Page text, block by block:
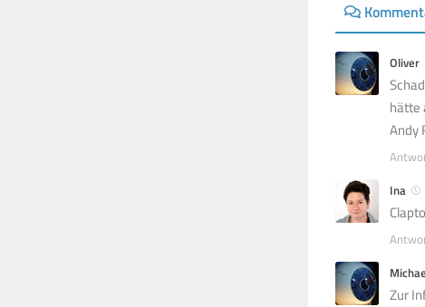
Oliver
hätte
Andy
Ina
Zur